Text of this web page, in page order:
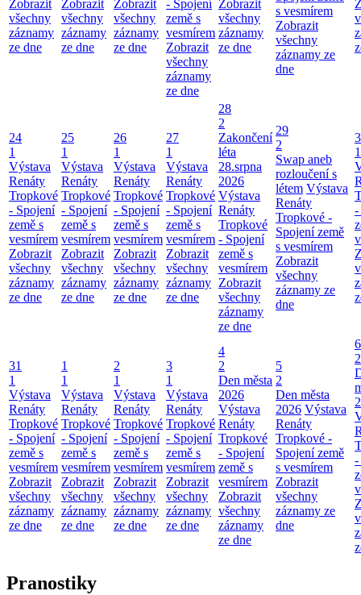
Zobrazit
všechny
záznamy
ze dne
Zobrazit
všechny
záznamy
ze dne
Zobrazit
všechny
záznamy
ze dne
- Spojení
země s
vesmírem
Zobrazit
všechny
záznamy
ze dne
Zobrazit
všechny
záznamy
ze dne
s vesmírem
Zobrazit
všechny
záznamy ze
dne
24
1
Výstava
Renáty
Tropkové
- Spojení
země s
vesmírem
Zobrazit
všechny
záznamy
ze dne
25
1
Výstava
Renáty
Tropkové
- Spojení
země s
vesmírem
Zobrazit
všechny
záznamy
ze dne
26
1
Výstava
Renáty
Tropkové
- Spojení
země s
vesmírem
Zobrazit
všechny
záznamy
ze dne
27
1
Výstava
Renáty
Tropkové
- Spojení
země s
vesmírem
Zobrazit
všechny
záznamy
ze dne
28
2
Zakončení
léta
28.srpna
2026
Výstava
Renáty
Tropkové
- Spojení
země s
vesmírem
Zobrazit
všechny
záznamy
ze dne
29
2
Swap aneb
rozloučení s
létem Výstava
Renáty
Tropkové -
Spojení země
s vesmírem
Zobrazit
všechny
záznamy ze
dne
1
-
31
1
Výstava
Renáty
Tropkové
- Spojení
země s
vesmírem
Zobrazit
všechny
záznamy
ze dne
1
1
Výstava
Renáty
Tropkové
- Spojení
země s
vesmírem
Zobrazit
všechny
záznamy
ze dne
2
1
Výstava
Renáty
Tropkové
- Spojení
země s
vesmírem
Zobrazit
všechny
záznamy
ze dne
3
1
Výstava
Renáty
Tropkové
- Spojení
země s
vesmírem
Zobrazit
všechny
záznamy
ze dne
4
2
Den města
2026
Výstava
Renáty
Tropkové
- Spojení
země s
vesmírem
Zobrazit
všechny
záznamy
ze dne
5
2
Den města
2026 Výstava
Renáty
Tropkové -
Spojení země
s vesmírem
Zobrazit
všechny
záznamy ze
dne
6
2
-
Pranostiky